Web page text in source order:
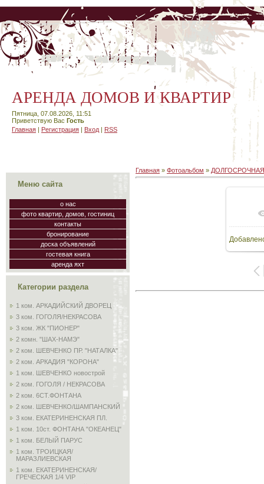
АРЕНДА ДОМОВ И КВАРТИР
Пятница, 07.08.2026, 11:51
Приветствую Вас Гость
Главная | Регистрация | Вход | RSS
Меню сайта
о нас
фото квартир, домов, гостиниц
контакты
бронирование
доска объявлений
гостевая книга
аренда яхт
Категории раздела
1 ком. АРКАДИЙСКИЙ ДВОРЕЦ
3 ком. ГОГОЛЯ/НЕКРАСОВА
3 ком. ЖК "ПИОНЕР"
2 комн. "ШАХ-НАМЭ"
2 ком. ШЕВЧЕНКО ПР. "НАТАЛКА"
2 ком. АРКАДИЯ "КОРОНА"
1 ком. ШЕВЧЕНКО новострой
2 ком. ГОГОЛЯ / НЕКРАСОВА
2 ком. 6СТ.ФОНТАНА
2 ком. ШЕВЧЕНКО/ШАМПАНСКИЙ
3 ком. ЕКАТЕРИНЕНСКАЯ ПЛ.
1 ком. 10ст. ФОНТАНА "ОКЕАНЕЦ"
1 ком. БЕЛЫЙ ПАРУС
1 ком. ТРОИЦКАЯ/
МАРАЗЛИЕВСКАЯ
1 ком. ЕКАТЕРИНЕНСКАЯ/
ГРЕЧЕСКАЯ 1/4 VIP
Главная » Фотоальбом »